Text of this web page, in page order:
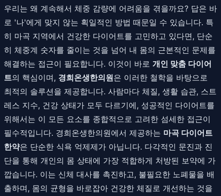
우리는 왜 계속해서 체중 감량에 어려움을 겪을까요? 답은 바
로 '나'에게 맞지 않는 획일적인 방법 때문일 수 있습니다. 특
히 마곡 지역에서 건강한 다이어트를 고민하고 있다면, 단순
히 체중계 숫자를 줄이는 것을 넘어 내 몸의 근본적인 문제를
해결하는 접근이 필요합니다. 이것이 바로 개인 맞춤 다이어
트의 핵심이며, 경희온생한의원은 이러한 철학을 바탕으로
최적의 솔루션을 제공합니다. 사람마다 체질, 생활 습관, 스트
레스 지수, 건강 상태가 모두 다르기에, 성공적인 다이어트를
위해서는 이 모든 요소를 종합적으로 고려한 섬세한 접근이
필수적입니다. 경희온생한의원에서 제공하는 마곡 다이어트
한약은 단순한 식욕 억제제가 아닙니다. 다각적인 문진과 진
단을 통해 개인의 몸 상태에 가장 적합하게 처방된 보약에 가
깝습니다. 이는 신체 대사를 촉진하고, 불필요한 노폐물을 배
출하며, 몸의 균형을 바로잡아 건강한 체질로 개선하는 것을